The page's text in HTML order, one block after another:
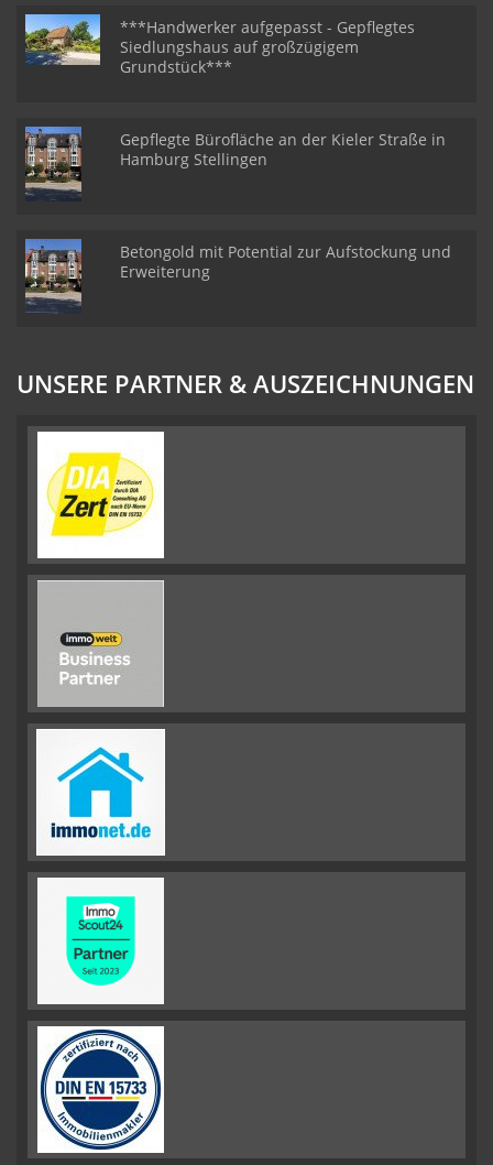
***Handwerker aufgepasst - Gepflegtes
Siedlungshaus auf großzügigem
Grundstück***
Gepflegte Bürofläche an der Kieler Straße in
Hamburg Stellingen
Betongold mit Potential zur Aufstockung und
Erweiterung
UNSERE PARTNER & AUSZEICHNUNGEN